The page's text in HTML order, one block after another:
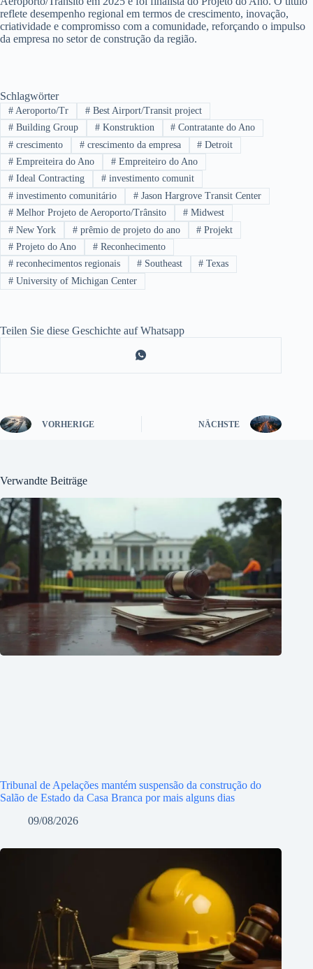
reflete desempenho regional em termos de crescimento, inovação,
criatividade e compromisso com a comunidade, reforçando o impulso
da empresa no setor de construção da região.
Schlagwörter
#Aeroporto/Tr #Best Airport/Transit project
#Building Group #Konstruktion # Contratante do Ano
#crescimento #crescimento da empresa # Detroit
#Empreiteira do Ano #Empreiteiro do Ano
#Ideal Contracting #investimento comunit
#investimento comunitário #Jason Hargrove Transit Center
#Melhor Projeto de Aeroporto/Trânsito #Midwest
#New York #prêmio de projeto do ano # Projekt
#Projeto do Ano #Reconhecimento
#reconhecimentos regionais #Southeast # Texas
#University of Michigan Center
Teilen Sie diese Geschichte auf Whatsapp
VORHERIGE NÄCHSTE
Verwandte Beiträge
Tribunal de Apelações mantém suspensão da construção do
Salão de Estado da Casa Branca por mais alguns dias
09/08/2026